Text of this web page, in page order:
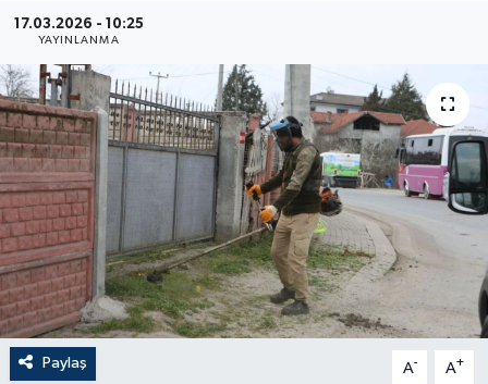
17.03.2026 - 10:25
YAYINLANMA
Paylaş A- A+